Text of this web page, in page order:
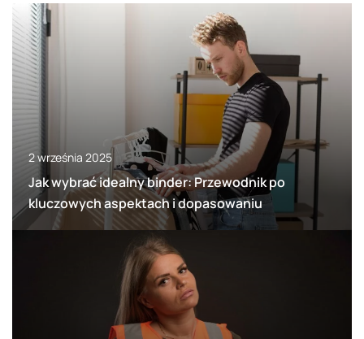
2 września 2025
Jak wybrać idealny binder: Przewodnik po
kluczowych aspektach i dopasowaniu